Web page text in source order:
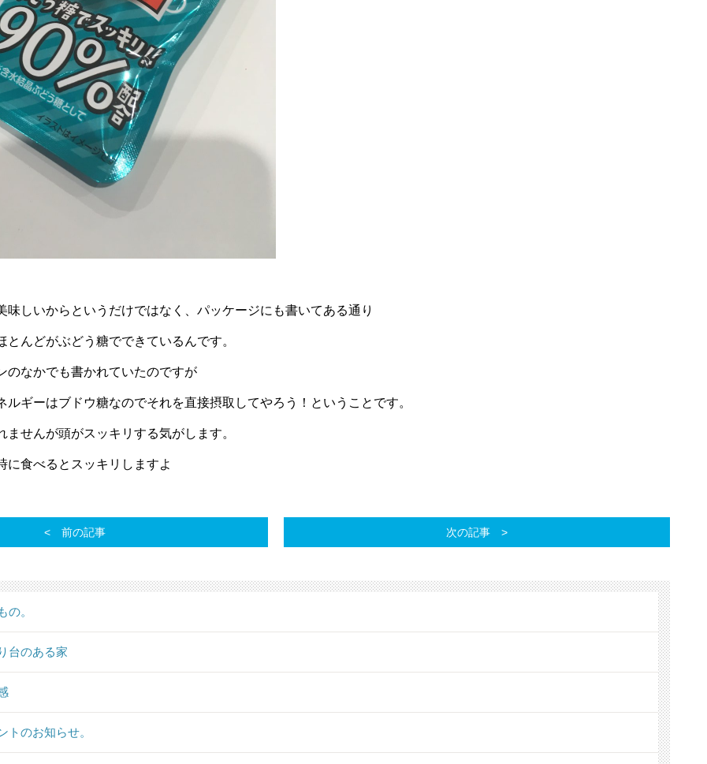
味しいからというだけではなく、パッケージにも書いてある通り
とんどがぶどう糖でできているんです。
のなかでも書かれていたのですが
ルギーはブドウ糖なのでそれを直接摂取してやろう！ということです。
ませんが頭がスッキリする気がします。
に食べるとスッキリしますよ
前の記事 次の記事
の。
台のある家
トのお知らせ。